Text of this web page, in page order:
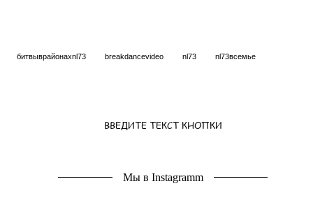
битвыврайонахnl73 breakdancevideo nl73 nl73всемье
ВВЕДИТЕ ТЕКСТ КНОПКИ
Мы в Instagramm